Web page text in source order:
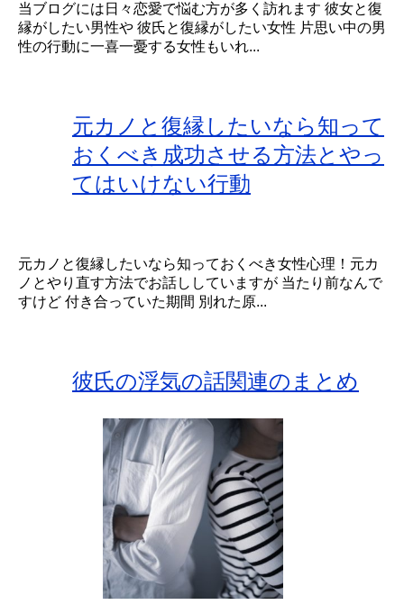
当ブログには日々恋愛で悩む方が多く訪れます 彼女と復
縁がしたい男性や 彼氏と復縁がしたい女性 片思い中の男
性の行動に一喜一憂する女性もいれ...
元カノと復縁したいなら知って
おくべき成功させる方法とやっ
てはいけない行動
元カノと復縁したいなら知っておくべき女性心理！元カ
ノとやり直す方法でお話ししていますが 当たり前なんで
すけど 付き合っていた期間 別れた原...
彼氏の浮気の話関連のまとめ